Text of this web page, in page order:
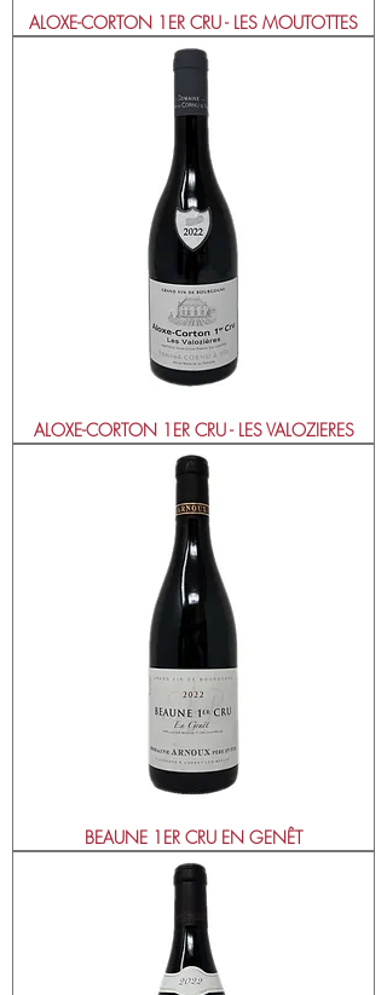
ALOXE-CORTON 1ER CRU - LES MOUTOTTES
ALOXE-CORTON 1ER CRU - LES VALOZIERES
BEAUNE 1ER CRU EN GENÊT